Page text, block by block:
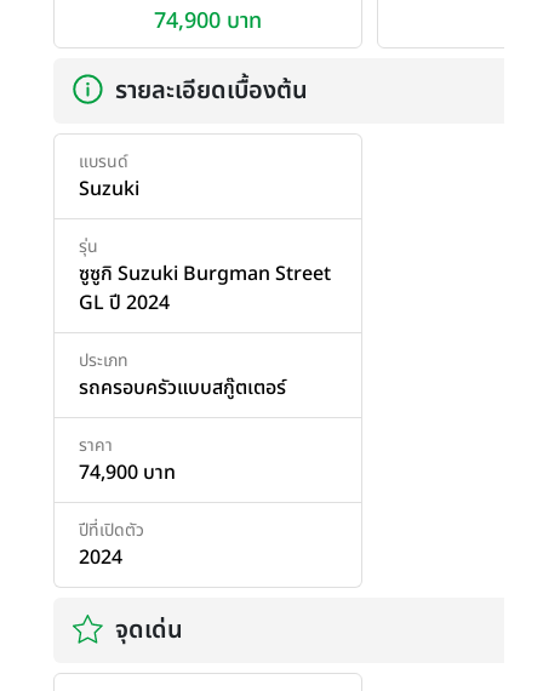
74,900 บาท
รายละเอียดเบื้องต้น
แบรนด์
Suzuki
รุ่น
ซูซูกิ Suzuki Burgman Street
GL ปี 2024
ประเภท
รถครอบครัวแบบสกู๊ตเตอร์
ราคา
74,900 บาท
ปีที่เปิดตัว
2024
จุดเด่น